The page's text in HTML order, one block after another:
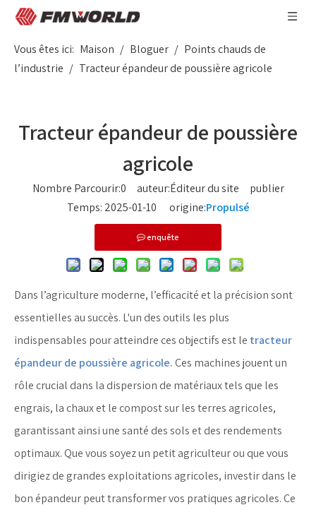
Vous êtes ici: Maison / Bloguer / Points chauds de
l’industrie / Tracteur épandeur de poussière agricole
Tracteur épandeur de poussière
agricole
Nombre Parcourir:0 auteur:Éditeur du site publier
Temps: 2025-01-10 origine:Propulsé
enquête
Dans l’agriculture moderne, l’efficacité et la précision sont
essentielles au succès. L'un des outils les plus
indispensables pour atteindre ces objectifs est le tracteur
épandeur de poussière agricole.Ces machines jouent un
rôle crucial dans la dispersion de matériaux tels que les
engrais, la chaux et le compost sur les terres agricoles,
garantissant ainsi une santé des sols et des rendements
optimaux. Que vous soyez un petit agriculteur ou que vous
dirigiez de grandes exploitations agricoles, investir dans le
bon épandeur peut transformer vos pratiques agricoles. Ce